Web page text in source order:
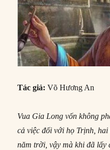
Tác giả: Võ Hương An
Vua Gia Long vốn không
cả việc đối với họ Trịnh,
năm trời, vậy mà khi đã